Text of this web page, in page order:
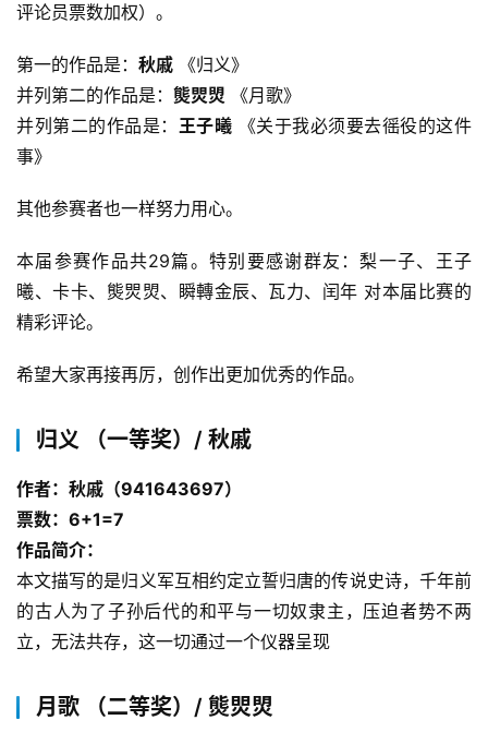
评论员票数加权）。
第一的作品是： 秋戚 《归义》
并列第二的作品是： 熋焸焽 《月歌》
并列第二的作品是： 王子曦 《关于我必须要去徭役的这件
事》
其他参赛者也一样努力用心。
本届参赛作品共29篇。特别要感谢群友：梨一子、王子
曦、卡卡、熋焸焽、瞬轉金辰、瓦力、闰年 对本届比赛的
精彩评论。
希望大家再接再厉，创作出更加优秀的作品。
归义 （一等奖）/ 秋戚
作者：秋戚（941643697）
票数：6+1=7
作品简介：
本文描写的是归义军互相约定立誓归唐的传说史诗，千年前
的古人为了子孙后代的和平与一切奴隶主，压迫者势不两
立，无法共存，这一切通过一个仪器呈现
月歌 （二等奖）/ 熋焸焽